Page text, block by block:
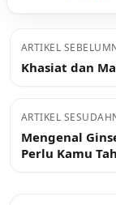
ARTIKEL
Khasiat dan
ARTIKEL
Mengenal
Perlu Kamu